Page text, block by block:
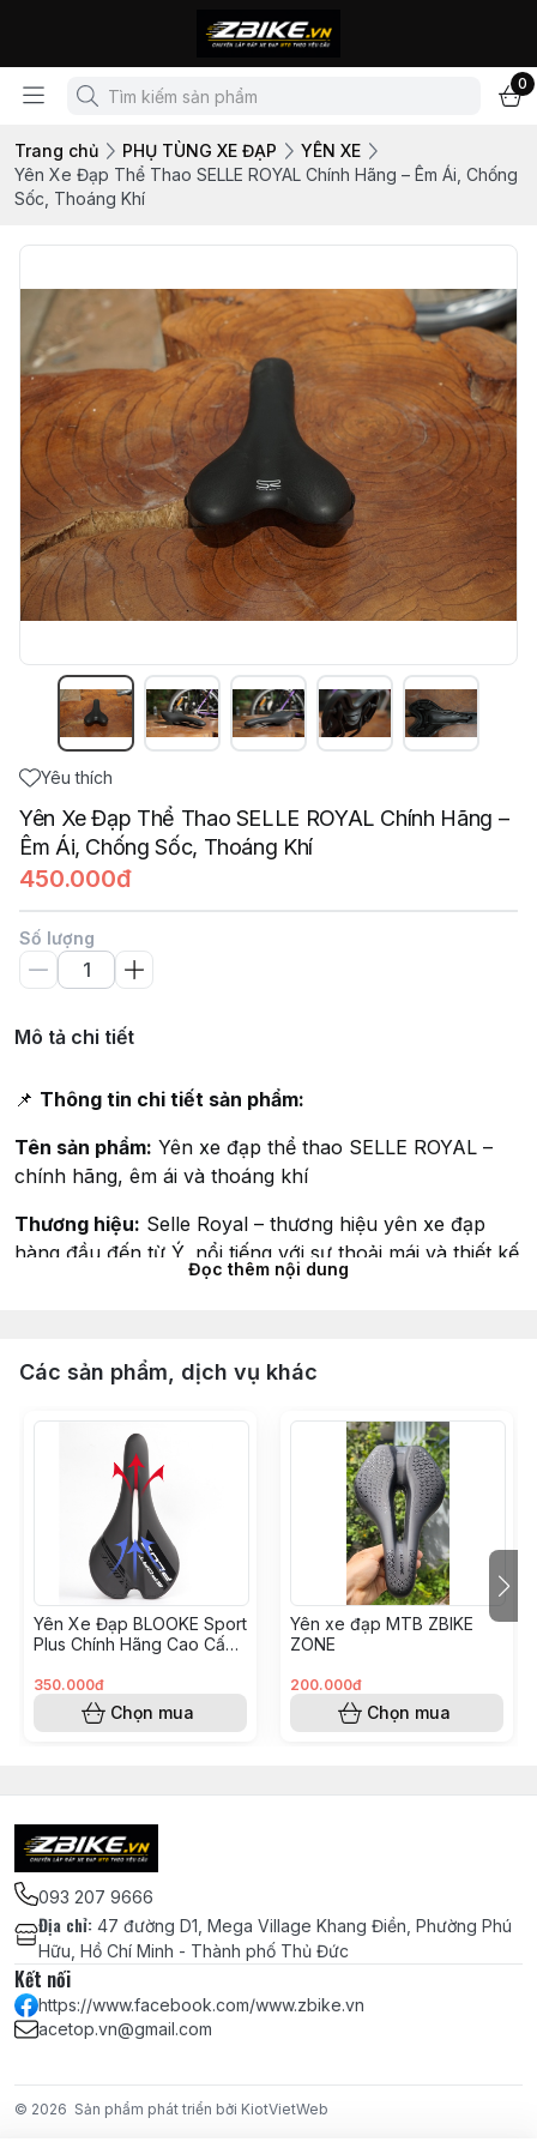
0
Trang chủ PHỤ TÙNG XE ĐẠP
YÊN XE
Yên Xe Đạp Thể Thao SELLE ROYAL Chính Hãng – Êm Ái, Chống
Sốc, Thoáng Khí
Yêu thích
Yên Xe Đạp Thể Thao SELLE ROYAL Chính Hãng –
Êm Ái, Chống Sốc, Thoáng Khí
450.000đ
Số lượng
Mô tả chi tiết
📌 Thông tin chi tiết sản phẩm:
Tên sản phẩm: Yên xe đạp thể thao SELLE ROYAL –
chính hãng, êm ái và thoáng khí
Thương hiệu: Selle Royal – thương hiệu yên xe đạp
hàng đầu đến từ Ý, nổi tiếng với sự thoải mái và thiết kế
Thiết kế:
Hình dáng thể thao – phù hợp xe touring, xe hybrid, xe
Đệm Royalgel™ độc quyền – hấp thụ xung lực, giảm áp
lực lên vùng nhạy cảm
Kênh rãnh thoát khí giữa – giảm tích nhiệt, thoáng mát
khi đi đường dài
Bọc da tổng hợp mềm – chống nước nhẹ, dễ vệ sinh
⚙️Ưu điểm nổi bật:
✅ Công nghệ Royalgel™ – êm ái vượt trội, giảm chấn
cực tốt
✅ Thiết kế công thái học – hỗ trợ cột sống và vùng
mông khi đạp lâu
✅ Rãnh thoáng khí – thoáng mát, chống hầm bí và tê
khi đạp liên tục
Đọc thêm nội dung
Các sản phẩm, dịch vụ khác
Yên Xe Đạp BLOOKE Sport
Plus Chính Hãng Cao Cấp
350.000đ
Chọn mua
Yên xe đạp MTB ZBIKE
ZONE
200.000đ
Chọn mua
093 207 9666
Địa chỉ: 47 đường D1, Mega Village Khang Điền, Phường Phú
Hữu, Hồ Chí Minh - Thành phố Thủ Đức
Kết nối
https://www.facebook.com/www.zbike.vn
acetop.vn@gmail.com
© 2026 Sản phẩm phát triển bởi KiotVietWeb